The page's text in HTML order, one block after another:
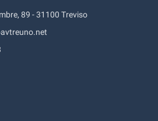
89 - 31100 Treviso